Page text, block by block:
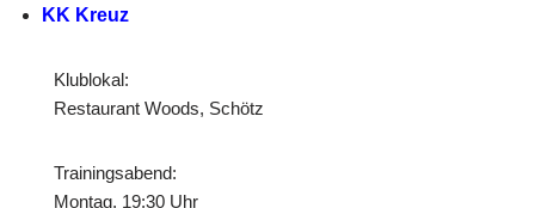
KK Kreuz
Klublokal:
Restaurant Woods, Schötz
Trainingsabend:
Montag, 19:30 Uhr